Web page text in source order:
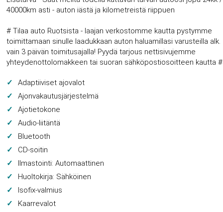
40000km asti - auton iästä ja kilometreistä riippuen
# Tilaa auto Ruotsista - laajan verkostomme kautta pystymme
toimittamaan sinulle laadukkaan auton haluamillasi varusteilla alk.
vain 3 päivän toimitusajalla! Pyydä tarjous nettisivujemme
yhteydenottolomakkeen tai suoran sähköpostiosoitteen kautta #
Adaptiiviset ajovalot
Ajonvakautusjärjestelmä
Ajotietokone
Audio-liitäntä
Bluetooth
CD-soitin
Ilmastointi: Automaattinen
Huoltokirja: Sähköinen
Isofix-valmius
Kaarrevalot